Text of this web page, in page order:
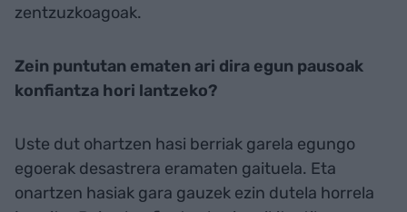
zentzuzkoagoak.
Zein puntutan ematen ari dira egun pausoak
konfiantza hori lantzeko?
Uste dut ohartzen hasi berriak garela egungo
egoerak desastrera eramaten gaituela. Eta
onartzen hasiak gara gauzek ezin dutela horrela